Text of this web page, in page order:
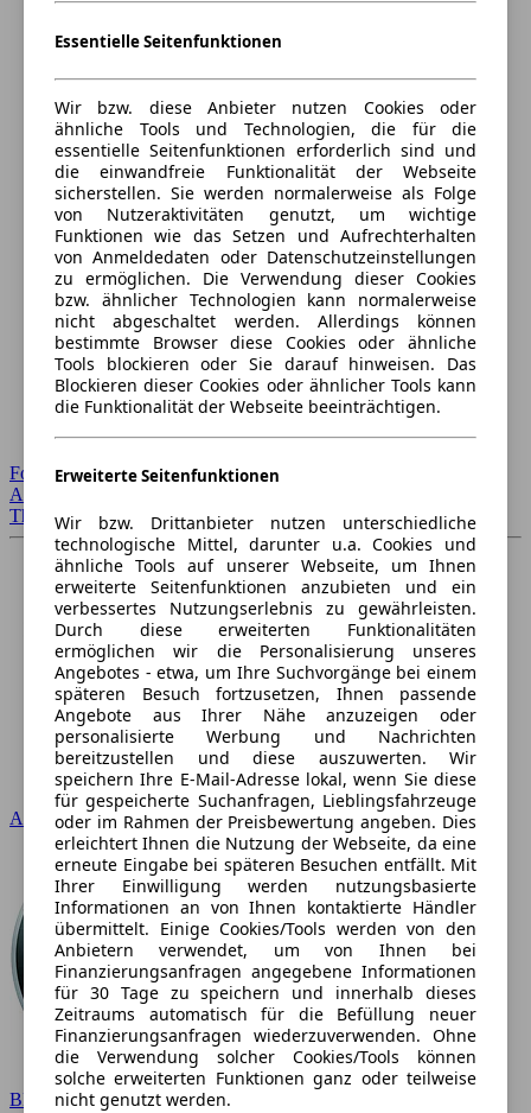
Forum Startseite
Alle Auto-Foren
Themen-Forum
Audi
BMW
Essentielle Seitenfunktionen
Wir bzw. diese Anbieter nutzen Cookies oder
ähnliche Tools und Technologien, die für die
essentielle Seitenfunktionen erforderlich sind und
die einwandfreie Funktionalität der Webseite
sicherstellen. Sie werden normalerweise als Folge
von Nutzeraktivitäten genutzt, um wichtige
Funktionen wie das Setzen und Aufrechterhalten
von Anmeldedaten oder Datenschutzeinstellungen
zu ermöglichen. Die Verwendung dieser Cookies
bzw. ähnlicher Technologien kann normalerweise
nicht abgeschaltet werden. Allerdings können
bestimmte Browser diese Cookies oder ähnliche
Tools blockieren oder Sie darauf hinweisen. Das
Blockieren dieser Cookies oder ähnlicher Tools kann
die Funktionalität der Webseite beeinträchtigen.
Erweiterte Seitenfunktionen
Wir bzw. Drittanbieter nutzen unterschiedliche
technologische Mittel, darunter u.a. Cookies und
ähnliche Tools auf unserer Webseite, um Ihnen
erweiterte Seitenfunktionen anzubieten und ein
verbessertes Nutzungserlebnis zu gewährleisten.
Durch diese erweiterten Funktionalitäten
ermöglichen wir die Personalisierung unseres
Angebotes - etwa, um Ihre Suchvorgänge bei einem
späteren Besuch fortzusetzen, Ihnen passende
Angebote aus Ihrer Nähe anzuzeigen oder
personalisierte Werbung und Nachrichten
bereitzustellen und diese auszuwerten. Wir
speichern Ihre E-Mail-Adresse lokal, wenn Sie diese
für gespeicherte Suchanfragen, Lieblingsfahrzeuge
oder im Rahmen der Preisbewertung angeben. Dies
erleichtert Ihnen die Nutzung der Webseite, da eine
erneute Eingabe bei späteren Besuchen entfällt. Mit
Ihrer Einwilligung werden nutzungsbasierte
Informationen an von Ihnen kontaktierte Händler
übermittelt. Einige Cookies/Tools werden von den
Anbietern verwendet, um von Ihnen bei
Finanzierungsanfragen angegebene Informationen
für 30 Tage zu speichern und innerhalb dieses
Zeitraums automatisch für die Befüllung neuer
Finanzierungsanfragen wiederzuverwenden. Ohne
die Verwendung solcher Cookies/Tools können
solche erweiterten Funktionen ganz oder teilweise
nicht genutzt werden.